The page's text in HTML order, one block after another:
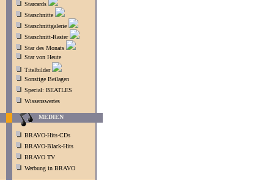
Starcards
Starschnitte
Starschnittgalerie
Starschnitt-Raster
Star des Monats
Star von Heute
Titelbilder
Sonstige Beilagen
Special: BEATLES
Wissenswertes
MEDIEN
BRAVO-Hits-CDs
BRAVO-Black-Hits
BRAVO TV
Werbung in BRAVO